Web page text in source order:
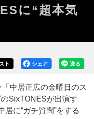
に“超本気
送る
シェア
ト
中居正広の金曜日のス
SixTONESが出演す
に“ガチ質問”をする